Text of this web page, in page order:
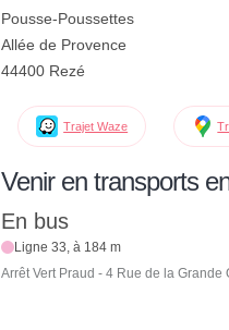
Pousse-Poussettes
Allée de Provence
44400 Rezé
Trajet Waze
Venir en transports
En bus
Ligne 33, à 184 m
Arrêt Vert Praud - 4 Rue de la Grande